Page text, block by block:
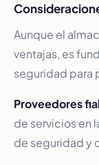
Aunque el
ventajas, es
seguridad para
Proveedores
de servicios en
de seguridad y